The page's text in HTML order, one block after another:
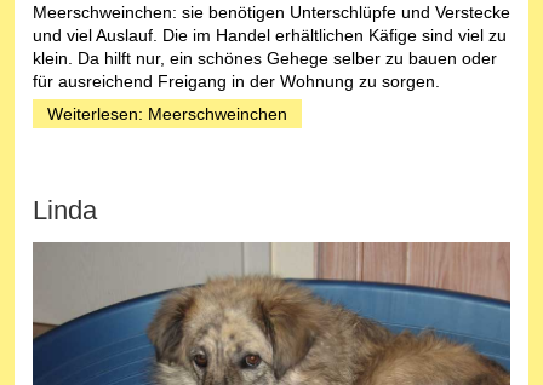
Meerschweinchen: sie benötigen Unterschlüpfe und Verstecke
und viel Auslauf. Die im Handel erhältlichen Käfige sind viel zu
klein. Da hilft nur, ein schönes Gehege selber zu bauen oder
für ausreichend Freigang in der Wohnung zu sorgen.
Weiterlesen: Meerschweinchen
Linda